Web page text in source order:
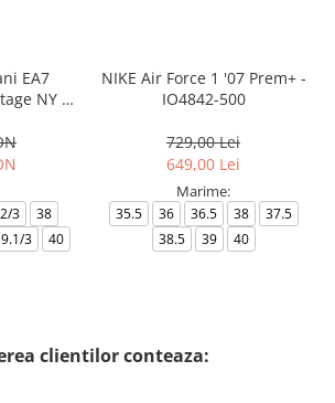
EA7
NY -
3
38
3 40
NIKE Air Force 1 '07 Prem+ -
IO4842-500
729,00 Lei
649,00 Lei
Marime:
35.5 36 36.5 38
37.5
38.5
39 40
clientilor conteaza: